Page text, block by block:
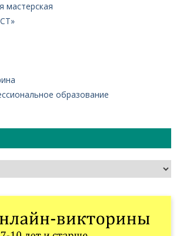
мастерская
образование